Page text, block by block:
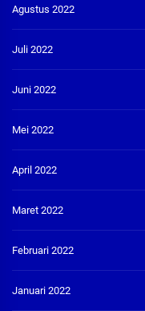
Agustus 2022
Juli 2022
Juni 2022
Mei 2022
April 2022
Maret 2022
Februari 2022
Januari 2022